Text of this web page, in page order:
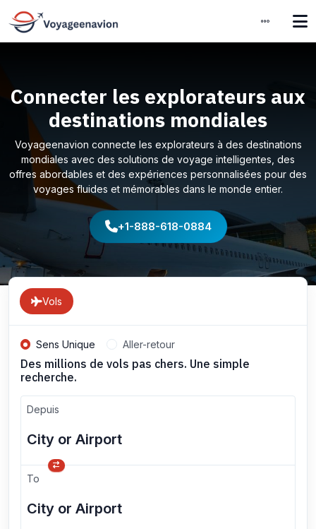
Connecter les explorateurs aux
destinations mondiales
Voyageenavion connecte les explorateurs à des destinations
mondiales avec des solutions de voyage intelligentes, des
offres abordables et des expériences personnalisées pour des
voyages fluides et mémorables dans le monde entier.
+1-888-618-0884
Vols
Sens Unique Aller-retour
Des millions de vols pas chers. Une simple
recherche.
Depuis
To